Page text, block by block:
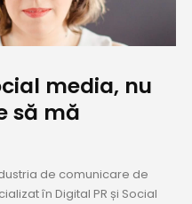
media, nu
să mă
de comunicare de
în Digital PR și Social